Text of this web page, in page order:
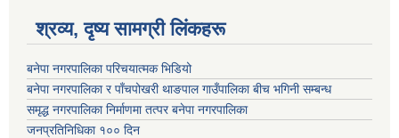
श्रव्य, दृष्य सामग्री लिंकहरू
बनेपा नगरपालिका परिचयात्मक भिडियो
बनेपा नगरपालिका र पाँचपोखरी थाङपाल गाउँपालिका बीच भगिनी सम्बन्ध
समृद्ध नगरपालिका निर्माणमा तत्पर बनेपा नगरपालिका
जनप्रतिनिधिका १०० दिन